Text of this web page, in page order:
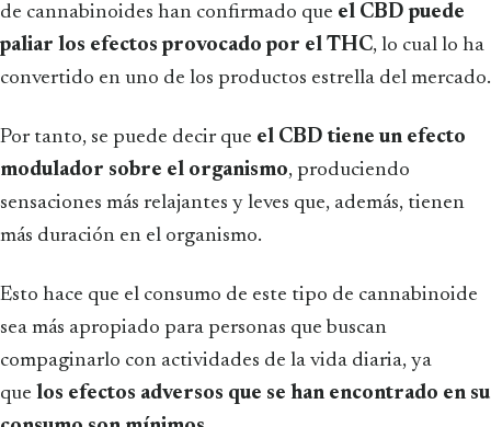
de cannabinoides han confirmado que el CBD puede
paliar los efectos provocado por el THC, lo cual lo ha
convertido en uno de los productos estrella del mercado.
Por tanto, se puede decir que el CBD tiene un efecto
modulador sobre el organismo, produciendo
sensaciones más relajantes y leves que, además, tienen
más duración en el organismo.
Esto hace que el consumo de este tipo de cannabinoide
sea más apropiado para personas que buscan
compaginarlo con actividades de la vida diaria, ya
que los efectos adversos que se han encontrado en su